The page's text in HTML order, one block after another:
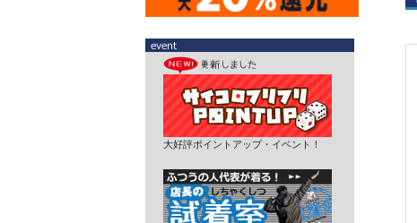
大好評ポイントアップ・イベント！